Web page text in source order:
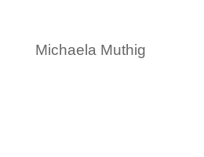
Michaela Muthig